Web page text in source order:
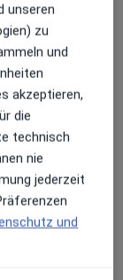
diesem
unseren
zu
und
akzeptieren,
die
technisch
nie
jederzeit
und